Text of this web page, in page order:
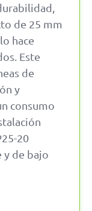
de 25 mm
hace
Este
de
y
consumo
20
y de bajo